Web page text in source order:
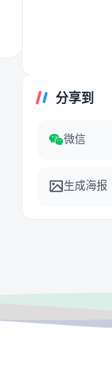
分享到
微信
生成海报